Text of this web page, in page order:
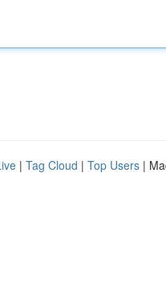
| Tag Cloud | Top Users |